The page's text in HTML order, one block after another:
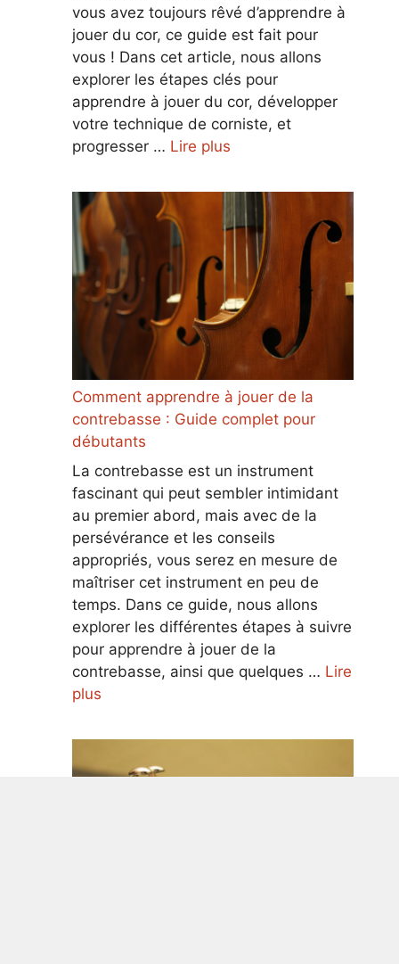
vous avez toujours rêvé d’apprendre à
jouer du cor, ce guide est fait pour
vous ! Dans cet article, nous allons
explorer les étapes clés pour
apprendre à jouer du cor, développer
votre technique de corniste, et
progresser … Lire plus
Comment apprendre à jouer de la
contrebasse : Guide complet pour
débutants
La contrebasse est un instrument
fascinant qui peut sembler intimidant
au premier abord, mais avec de la
persévérance et les conseils
appropriés, vous serez en mesure de
maîtriser cet instrument en peu de
temps. Dans ce guide, nous allons
explorer les différentes étapes à suivre
pour apprendre à jouer de la
contrebasse, ainsi que quelques … Lire
plus